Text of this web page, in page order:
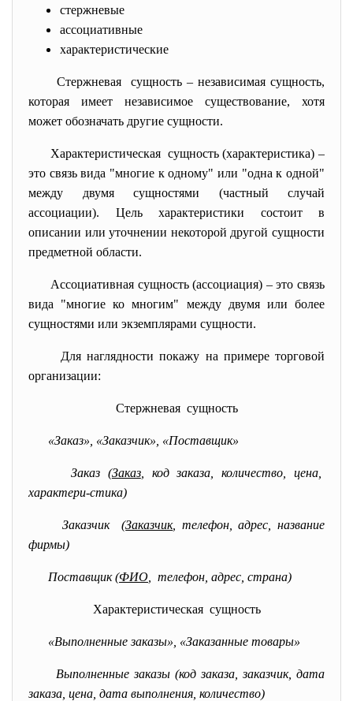
стержневые
ассоциативные
характеристические
Стержневая сущность – независимая сущность,
которая имеет независимое существование, хотя
может обозначать другие сущности.
Характеристическая сущность (характеристика) –
это связь вида "многие к одному" или "одна к одной"
между двумя сущностями (частный случай
ассоциации). Цель характеристики состоит в
описании или уточнении некоторой другой сущности
предметной области.
Ассоциативная сущность (ассоциация) – это связь
вида "многие ко многим" между двумя или более
сущностями или экземплярами сущности.
Для наглядности покажу на примере торговой
организации:
Стержневая сущность
«Заказ», «Заказчик», «Поставщик»
Заказ (Заказ,
код заказа, количество, цена,
характери-стика)
Заказчик (Заказчик, телефон, адрес, название
фирмы)
Поставщик (ФИО , телефон, адрес, страна)
Характеристическая сущность
«Выполненные заказы», «Заказанные товары»
Выполненные заказы (код заказа, заказчик, дата
заказа, цена, дата выполнения, количество)